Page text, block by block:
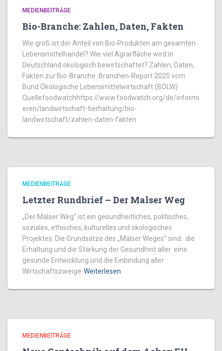
MEDIENBEITRÄGE
Bio-Branche: Zahlen, Daten, Fakten
Wie groß ist der Anteil von Bio-Produkten am gesamten
Lebensmittelhandel? Wie viel Agrarfläche wird in
Deutschland ökologisch bewirtschaftet? Zahlen, Daten,
Fakten zur Bio-Branche. Branchen-Report 2025 vom
Bund Ökologische Lebensmittelwirtschaft (BÖLW)
Quellefoodwatchhttps://www.foodwatch.org/de/informi
eren/landwirtschaft-tierhaltung/bio-
landwirtschaft/zahlen-daten-fakten
MEDIENBEITRÄGE
Letzter Rundbrief – Der Malser Weg
„Der Malser Weg“ ist ein gesundheitliches, politisches,
soziales, ethisches, kulturelles und ökologisches
Projektes: Die Grundsätze des „Malser Weges“ sind: die
Erhaltung und die Stärkung der Gesundheit aller eine
gesunde Entwicklung und die Einbindung aller
Wirtschaftszweige Weiterlesen
MEDIENBEITRÄGE